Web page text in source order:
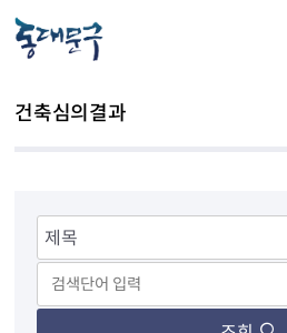
건축심의결과